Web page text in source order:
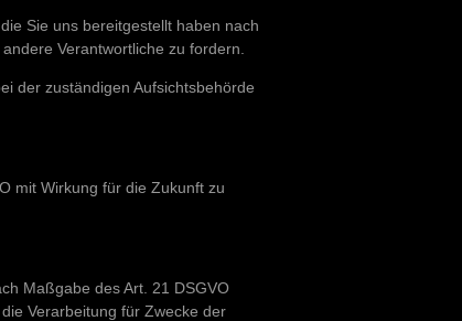
Sie uns bereitgestellt haben nach
Verantwortliche zu fordern.
der zuständigen Aufsichtsbehörde
mit Wirkung für die Zukunft zu
Maßgabe des Art. 21 DSGVO
Verarbeitung für Zwecke der